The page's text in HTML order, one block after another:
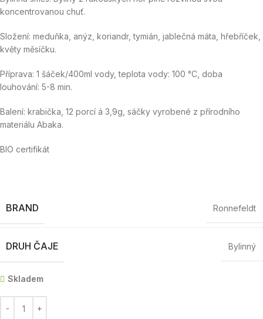
koncentrovanou chuť.
Složení: meduňka, anýz, koriandr, tymián, jablečná máta, hřebříček,
květy měsíčku.
Příprava: 1 šáček/400ml vody, teplota vody: 100 °C, doba
louhování: 5-8 min.
Balení: krabička, 12 porcí á 3,9g, sáčky vyrobené z přírodního
materiálu Abaka.
BIO certifikát
BRAND Ronnefeldt
DRUH ČAJE Bylinný
Skladem